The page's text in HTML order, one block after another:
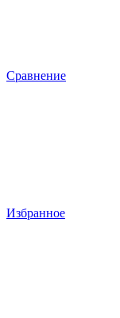
Сравнение
Избранное